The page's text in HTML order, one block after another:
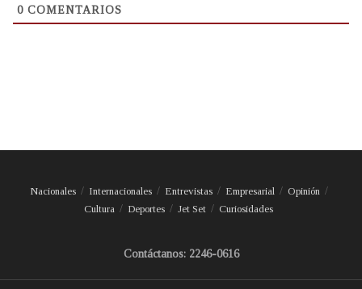
0 COMENTARIOS
Nacionales Internacionales Entrevistas Empresarial
Opinión
Cultura
Deportes Jet Set Curiosidades
Contáctanos: 2246-0616